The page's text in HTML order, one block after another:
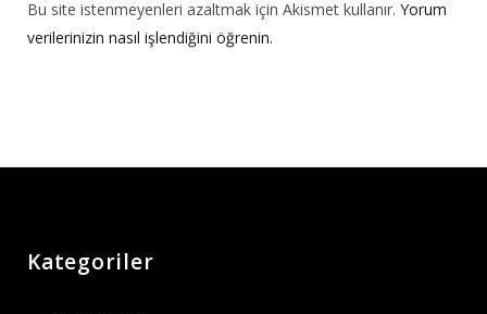
Bu site istenmeyenleri azaltmak için Akismet kullanır. Yorum
verilerinizin nasıl işlendiğini öğrenin.
Kategoriler